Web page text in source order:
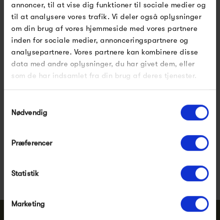
annoncer, til at vise dig funktioner til sociale medier og
til at analysere vores trafik. Vi deler også oplysninger
om din brug af vores hjemmeside med vores partnere
inden for sociale medier, annonceringspartnere og
analysepartnere. Vores partnere kan kombinere disse
data med andre oplysninger, du har givet dem, eller
som de har indsamlet fra din brug af deres tjenester.
Nødvendig
Præferencer
Statistik
Marketing
tilbage på sin egen barndom med sin far, der snittede
træfigurer til ham. Kay Bojesen indså også, at Ottos
legetøj ikke var holdbart og nemt gik i stykker. Derfor
debuterede Kay Bojesen i 1922 som legetøjsdesigner i en…
Vis mere
Pssst.. Følg med på Instagram
og